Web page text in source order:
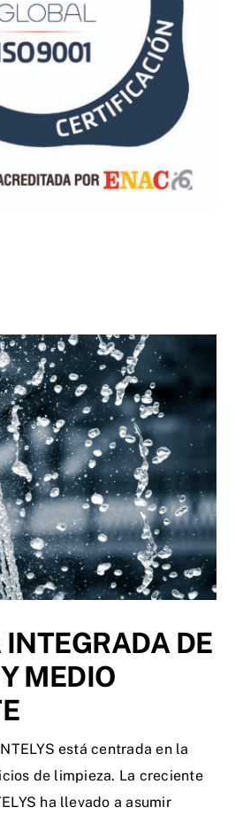
DE
MEDIO
está centrada en la
de limpieza. La creciente
ha llevado a asumir